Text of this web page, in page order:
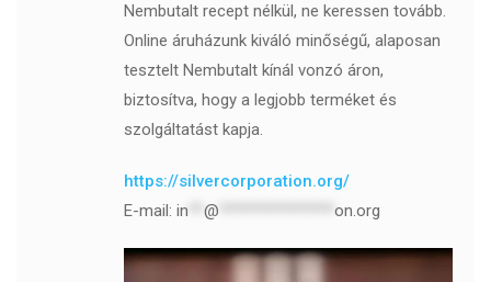
Nembutalt recept nélkül, ne keressen tovább.
Online áruházunk kiváló minőségű, alaposan
tesztelt Nembutalt kínál vonzó áron,
biztosítva, hogy a legjobb terméket és
szolgáltatást kapja.
https://silvercorporation.org/
E-mail: in @ on.org